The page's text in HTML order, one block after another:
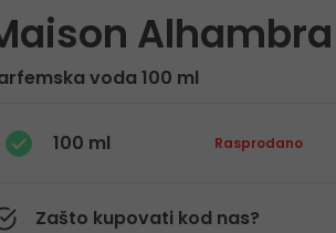
voda 100 ml
100 ml Rasprodano
Zašto kupovati kod nas?